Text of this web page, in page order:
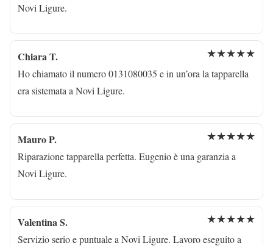
Novi Ligure.
Chiara T. ★★★★★
Ho chiamato il numero 0131080035 e in un’ora la tapparella
era sistemata a Novi Ligure.
Mauro P. ★★★★★
Riparazione tapparella perfetta. Eugenio è una garanzia a
Novi Ligure.
Valentina S. ★★★★★
Servizio serio e puntuale a Novi Ligure. Lavoro eseguito a